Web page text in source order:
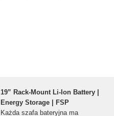
19” Rack-Mount Li-Ion Battery |
Energy Storage | FSP
Każda szafa bateryjna ma